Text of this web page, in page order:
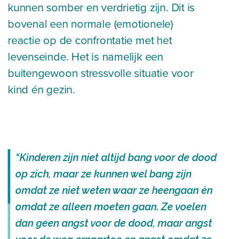
kunnen somber en verdrietig zijn. Dit is
bovenal een normale (emotionele)
reactie op de confrontatie met het
levenseinde. Het is namelijk een
buitengewoon stressvolle situatie voor
kind én gezin.
“Kinderen zijn niet altijd bang voor de dood
op zich, maar ze kunnen wel bang zijn
omdat ze niet weten waar ze heengaan én
omdat ze alleen moeten gaan. Ze voelen
dan geen angst voor de dood, maar angst